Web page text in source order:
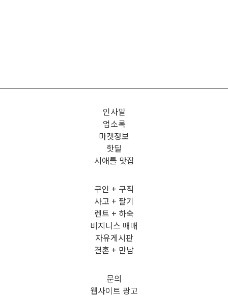
인사말
업소록
마켓정보
핫딜
시애틀 맛집
구인 + 구직
사고 + 팔기
렌트 + 하숙
비지니스 매매
자유게시판
결혼 + 만남
문의
웹사이트 광고